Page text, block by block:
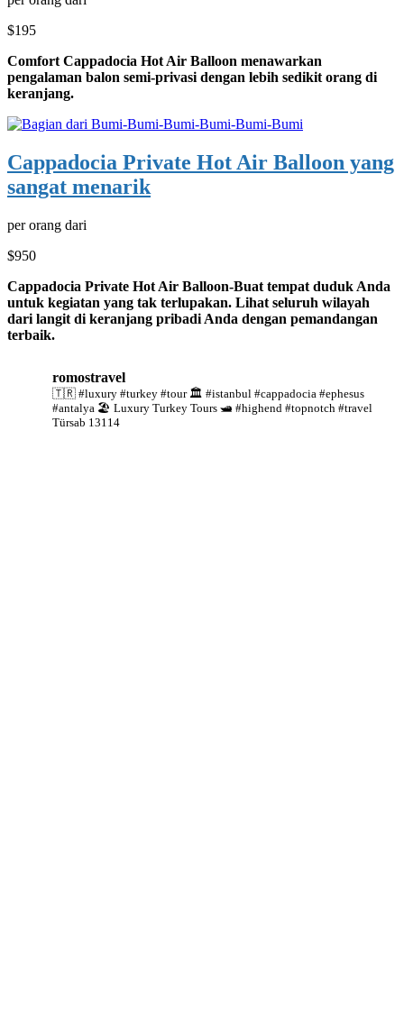
$195
Comfort Cappadocia Hot Air Balloon menawarkan
pengalaman balon semi-privasi dengan lebih sedikit orang di
keranjang.
Cappadocia Private Hot Air Balloon yang
sangat menarik
per orang dari
$950
Cappadocia Private Hot Air Balloon-Buat tempat duduk Anda
untuk kegiatan yang tak terlupakan. Lihat seluruh wilayah
dari langit di keranjang pribadi Anda dengan pemandangan
terbaik.
romostravel
🇹🇷 #luxury #turkey #tour 🏛️ #istanbul #cappadocia #ephesus
#antalya 🏖️ Luxury Turkey Tours 🛥️ #highend #topnotch #travel
Türsab 13114